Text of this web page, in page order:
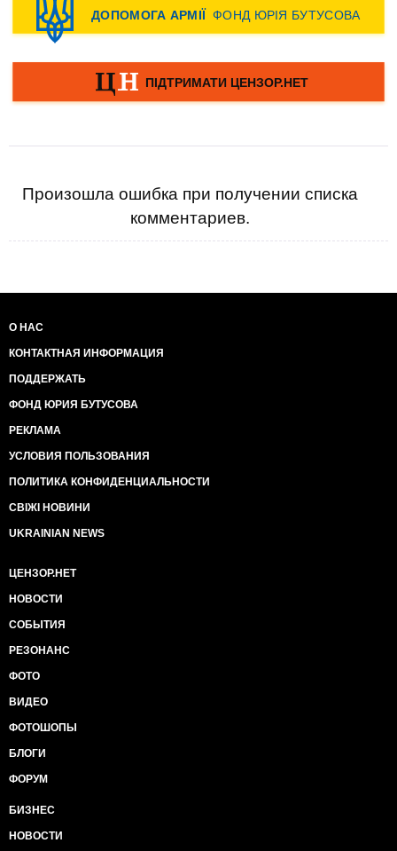
Произошла ошибка при получении списка
комментариев.
О НАС
КОНТАКТНАЯ ИНФОРМАЦИЯ
ПОДДЕРЖАТЬ
ФОНД ЮРИЯ БУТУСОВА
РЕКЛАМА
УСЛОВИЯ ПОЛЬЗОВАНИЯ
ПОЛИТИКА КОНФИДЕНЦИАЛЬНОСТИ
СВІЖІ НОВИНИ
UKRAINIAN NEWS
ЦЕНЗОР.НЕТ
НОВОСТИ
СОБЫТИЯ
РЕЗОНАНС
ФОТО
ВИДЕО
ФОТОШОПЫ
БЛОГИ
ФОРУМ
БИЗНЕС
НОВОСТИ